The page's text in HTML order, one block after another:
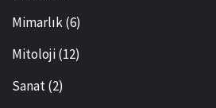
Mimarlık(6)
Mitoloji(12)
Sanat(2)